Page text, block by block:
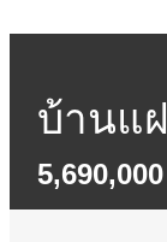
บ้านแ
โกลเ